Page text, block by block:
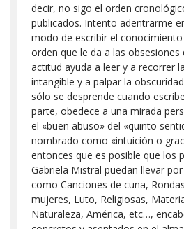
decir, no sigo el orden
publicados. Intento adentrarme
modo de escribir el conocimiento
orden que le da a las obsesiones
actitud ayuda a leer y a recorrer
intangible y a palpar la
sólo se desprende cuando
parte, obedece a una mirada
el «buen abuso» del «quinto
nombrado como «intuición o
entonces que es posible que los
Gabriela Mistral puedan llevar
como Canciones de cuna,
mujeres, Luto, Religiosas,
Naturaleza, América, etc…,